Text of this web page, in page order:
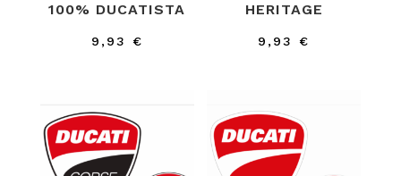
100% DUCATISTA
9,93 €
HERITAGE
9,93 €